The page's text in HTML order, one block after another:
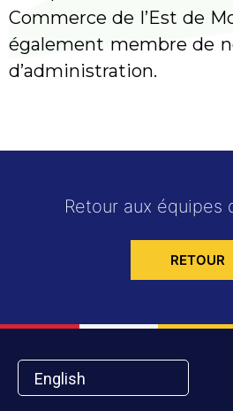
Commerce de l’Est de
également membre de
d’administration.
Retour aux équipes
RETOUR
English